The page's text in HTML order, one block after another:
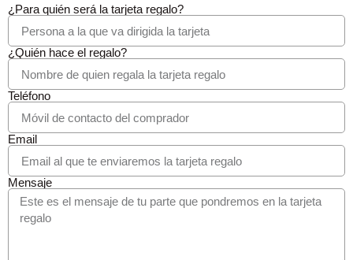
¿Para quién será la tarjeta regalo?
¿Quién hace el regalo?
Teléfono
Email
Mensaje